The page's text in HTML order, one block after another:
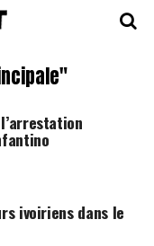
ivoiriens dans le